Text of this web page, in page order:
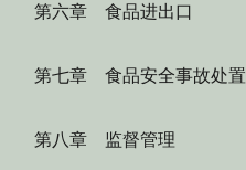
第六章 食品进出口
第七章 食品安全事故处置
第八章 监督管理